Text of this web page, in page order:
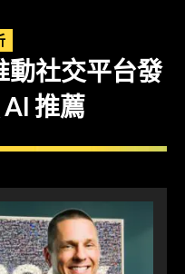
動社交平台發
推薦